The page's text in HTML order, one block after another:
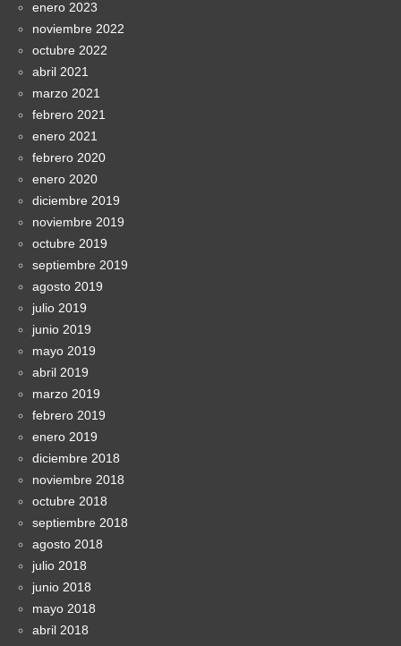
enero 2023
noviembre 2022
octubre 2022
abril 2021
marzo 2021
febrero 2021
enero 2021
febrero 2020
enero 2020
diciembre 2019
noviembre 2019
octubre 2019
septiembre 2019
agosto 2019
julio 2019
junio 2019
mayo 2019
abril 2019
marzo 2019
febrero 2019
enero 2019
diciembre 2018
noviembre 2018
octubre 2018
septiembre 2018
agosto 2018
julio 2018
junio 2018
mayo 2018
abril 2018